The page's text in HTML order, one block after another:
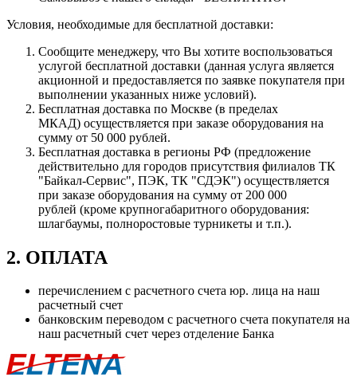
Условия, необходимые для бесплатной доставки:
Сообщите менеджеру, что Вы хотите воспользоваться
услугой бесплатной доставки (данная услуга является
акционной и предоставляется по заявке покупателя при
выполнении указанных ниже условий).
Бесплатная доставка по Москве (в пределах
МКАД) осуществляется при заказе оборудования на
сумму от 50 000 рублей.
Бесплатная доставка в регионы РФ (предложение
действительно для городов присутствия филиалов ТК
"Байкал-Сервис", ПЭК, ТК "СДЭК") осуществляется
при заказе оборудования на сумму от 200 000
рублей (кроме крупногабаритного оборудования:
шлагбаумы, полноростовые турникеты и т.п.).
2. ОПЛАТА
перечислением с расчетного счета юр. лица на наш
расчетный счет
банковским переводом с расчетного счета покупателя на
наш расчетный счет через отделение Банка